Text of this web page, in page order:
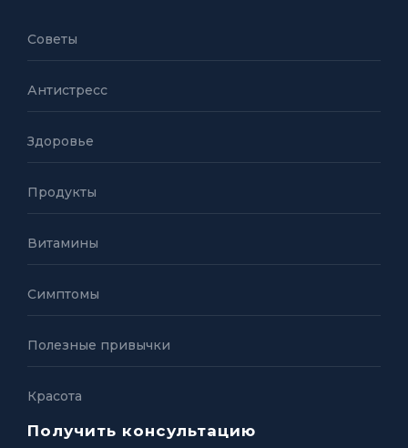
Советы
Антистресс
Здоровье
Продукты
Витамины
Симптомы
Полезные привычки
Красота
Получить консультацию